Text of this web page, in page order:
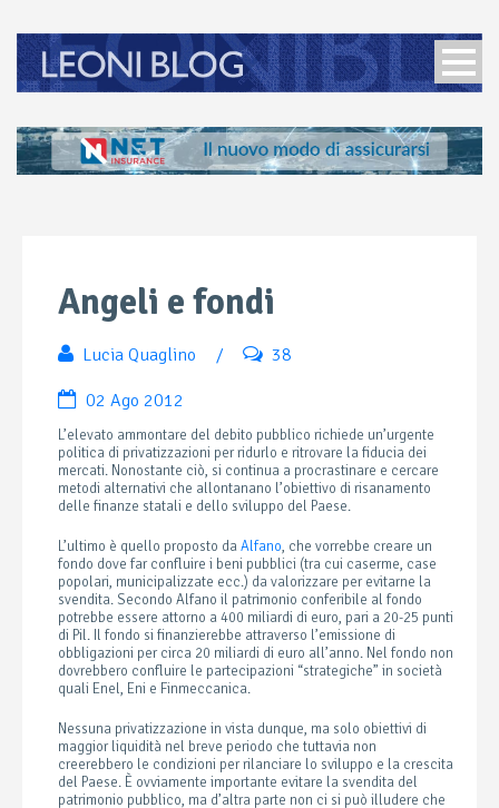
Angeli e fondi
Lucia Quaglino / 38
02 Ago 2012
L’elevato ammontare del debito pubblico richiede un’urgente
politica di privatizzazioni per ridurlo e ritrovare la fiducia dei
mercati. Nonostante ciò, si continua a procrastinare e cercare
metodi alternativi che allontanano l’obiettivo di risanamento
delle finanze statali e dello sviluppo del Paese.
L’ultimo è quello proposto daAlfano, che vorrebbe creare un
fondo dove far confluire i beni pubblici (tra cui caserme, case
popolari, municipalizzate ecc.) da valorizzare per evitarne la
svendita. Secondo Alfano il patrimonio conferibile al fondo
potrebbe essere attorno a 400 miliardi di euro, pari a 20-25 punti
di Pil. Il fondo si finanzierebbe attraverso l’emissione di
obbligazioni per circa 20 miliardi di euro all’anno. Nel fondo non
dovrebbero confluire le partecipazioni “strategiche” in società
quali Enel, Eni e Finmeccanica.
Nessuna privatizzazione in vista dunque, ma solo obiettivi di
maggior liquidità nel breve periodo che tuttavia non
creerebbero le condizioni per rilanciare lo sviluppo e la crescita
del Paese. È ovviamente importante evitare la svendita del
patrimonio pubblico, ma d’altra parte non ci si può illudere che